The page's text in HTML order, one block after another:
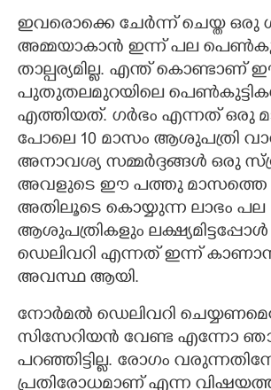
ഇവരൊക്കെ ചേർന്ന് ചെയ്ത
അമ്മയാകാൻ ഇന്ന് പല
താല്പര്യമില്ല. എന്ത് കൊണ്ടാണ്
പുതുതലമുറയിലെ
എത്തിയത്. ഗർഭം എന്നത് ഒരു
പോലെ 10 മാസം ആശുപത്രി
അനാവശ്യ സമ്മർദ്ദങ്ങൾ ഒരു
അവളുടെ ഈ പത്തു മാസത്തെ
അതിലൂടെ കൊയ്യുന്ന ലാഭം പല
ആശുപത്രികളും
ഡെലിവറി എന്നത് ഇന്ന്
അവസ്ഥ ആയി.
നോർമൽ ഡെലിവറി
സിസേറിയൻ വേണ്ട എന്നോ
പറഞ്ഞിട്ടില്ല. രോഗം
പ്രതിരോധമാണ് എന്ന